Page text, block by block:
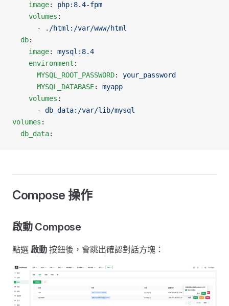
    image
: php:8.4-fpm
    volumes
:
      -
./html:/var/www/html
  db
:
    image
: mysql:8.4
    environment
:
      MYSQL_ROOT_PASSWORD
: your_password
      MYSQL_DATABASE
: myapp
    volumes
:
      -
db_data:/var/lib/mysql
volumes :
  db_data
:
Compose 操作
啟動 Compose
點選 啟動 按鈕後，會跳出確認對話方塊：